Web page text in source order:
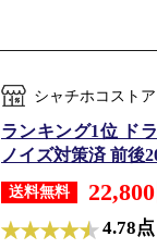
シャチホコスト
ランキング1位 ド
ノイズ対策済 前後
送料無料
4.78点